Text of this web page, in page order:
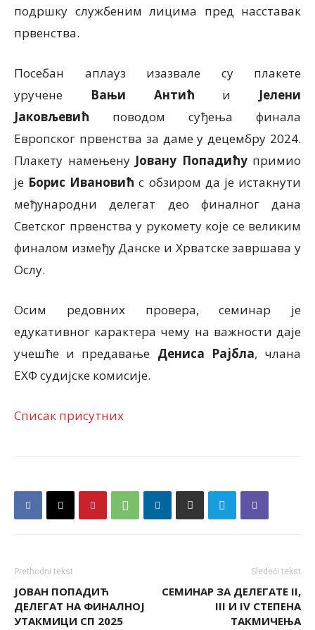
подршку службеним лицима пред насставак
првенства.
Посебан аплауз изазвале су плакете
уручене Вањи Антић и Јелени
Јаковљевић поводом суђења финала
Европског првенства за даме у децембру 2024.
Плакету намењену Јовану Попадићупримио
је Борис Ивановић с обзиром да је истакнути
међународни делегат део финалног дана
Светског првенства у рукомету које се великим
финалом између Данске и Хрватске завршава у
Ослу.
Осим редовних провера, семинар је
едукативног карактера чему на важности даје
учешће и предавање Дениса Рајбла, члана
ЕХФ судијске комисије.
Списак присутних
Prethodni tekst
ЈОВАН ПОПАДИЋ
ДЕЛЕГАТ НА ФИНАЛНОЈ
УТАКМИЦИ СП 2025
Sledeći tekst
СЕМИНАР ЗА ДЕЛЕГАТЕ II,
III И IV СТЕПЕНА
ТАКМИЧЕЊА